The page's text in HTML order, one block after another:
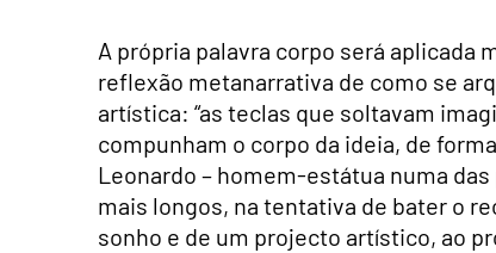
A própria palavra corpo será aplicada
reflexão metanarrativa de como se
artística: “as teclas que soltavam
compunham o corpo da ideia, de
Leonardo – homem-estátua numa
mais longos, na tentativa de bater o
sonho e de um projecto artístico, ao